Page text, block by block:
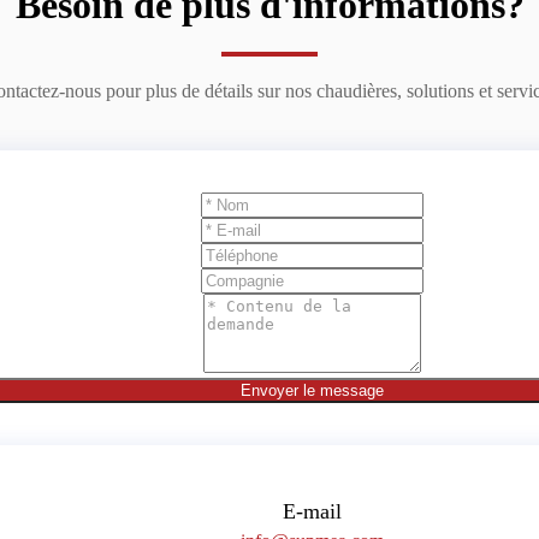
nous pour plus de détails sur nos chaudières, solutions et
Envoyer le message
E-mail